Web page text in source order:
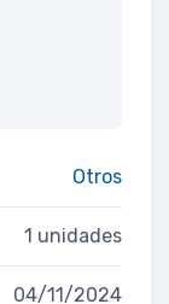
Otros
1 unidades
04/11/2024